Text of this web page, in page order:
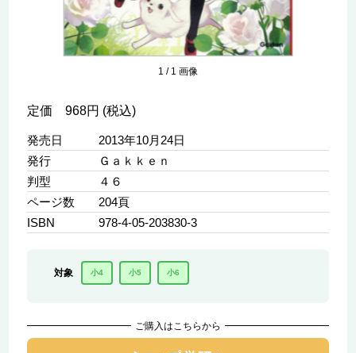
1 / 1 画像
定価 968円 (税込)
発売日
2013年10月24日
発行
Ｇａｋｋｅｎ
判型
４６
ページ数
204頁
ISBN
978-4-05-203830-3
対象 小4 小5 小6
ご購入はこちらから